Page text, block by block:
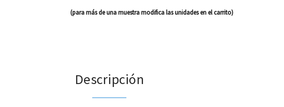
(para más de una muestra modifica las unidades en el carrito)
Descripción